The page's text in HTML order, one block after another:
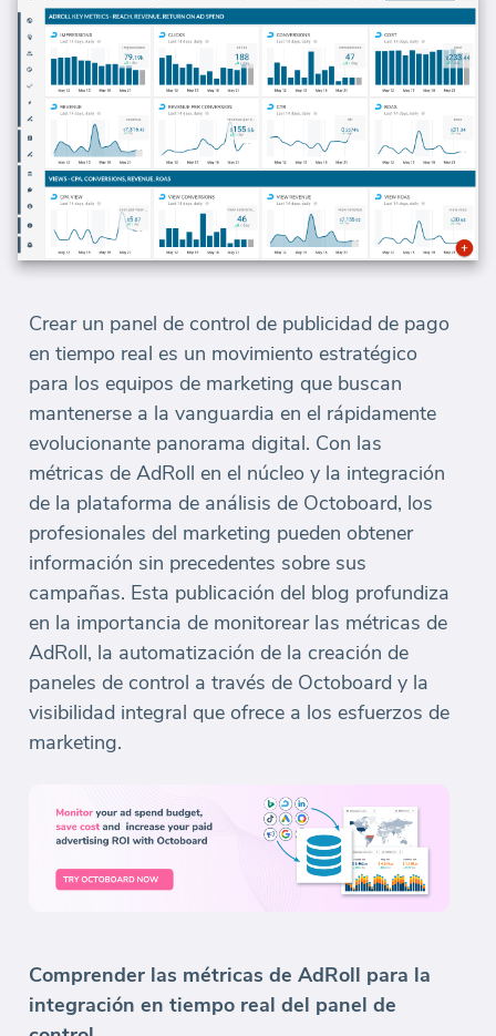
Crear un panel de control de publicidad de pago
en tiempo real es un movimiento estratégico
para los equipos de marketing que buscan
mantenerse a la vanguardia en el rápidamente
evolucionante panorama digital. Con las
métricas de AdRoll en el núcleo y la integración
de la plataforma de análisis de Octoboard, los
profesionales del marketing pueden obtener
información sin precedentes sobre sus
campañas. Esta publicación del blog profundiza
en la importancia de monitorear las métricas de
AdRoll, la automatización de la creación de
paneles de control a través de Octoboard y la
visibilidad integral que ofrece a los esfuerzos de
marketing.
Comprender las métricas de AdRoll para la
integración en tiempo real del panel de